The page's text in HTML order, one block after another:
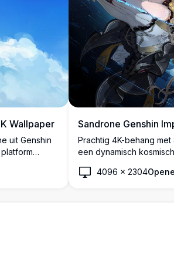
Wallpaper
uit Genshin
een
Sandrone Genshin
Prachtig 4K-behang met
een dynamisch
4096 × 2304